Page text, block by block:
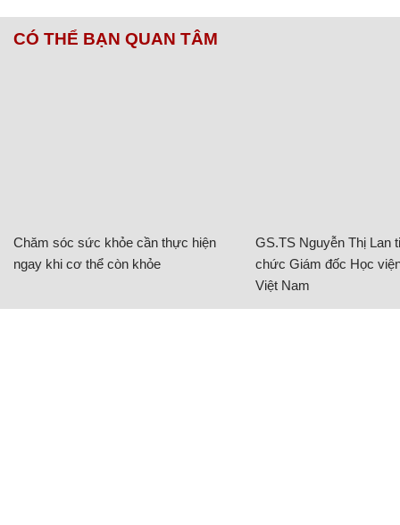
CÓ THỂ BẠN QUAN TÂM
Chăm sóc sức khỏe cần thực hiện
ngay khi cơ thể còn khỏe
GS.TS Nguyễn Thị Lan
chức Giám đốc Học
Việt Nam